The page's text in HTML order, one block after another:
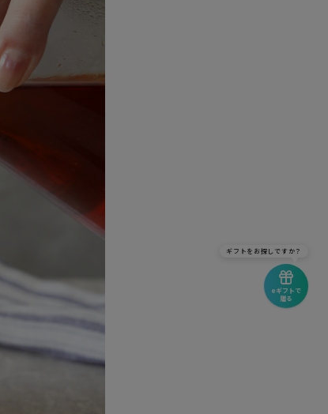
eギフトで
贈る
ギフトをお探しですか？